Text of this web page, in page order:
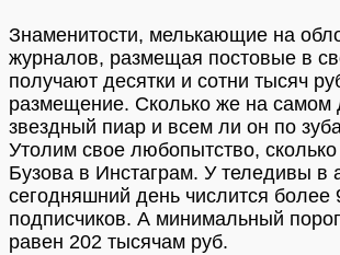
Знаменитости, мелькающие на
журналов, размещая постовые в
получают десятки и сотни тысяч
размещение. Сколько же на самом
звездный пиар и всем ли он по
Утолим свое любопытство,
Бузова в Инстаграм. У теледивы в
сегодняшний день числится более
подписчиков. А минимальный
равен 202 тысячам руб.